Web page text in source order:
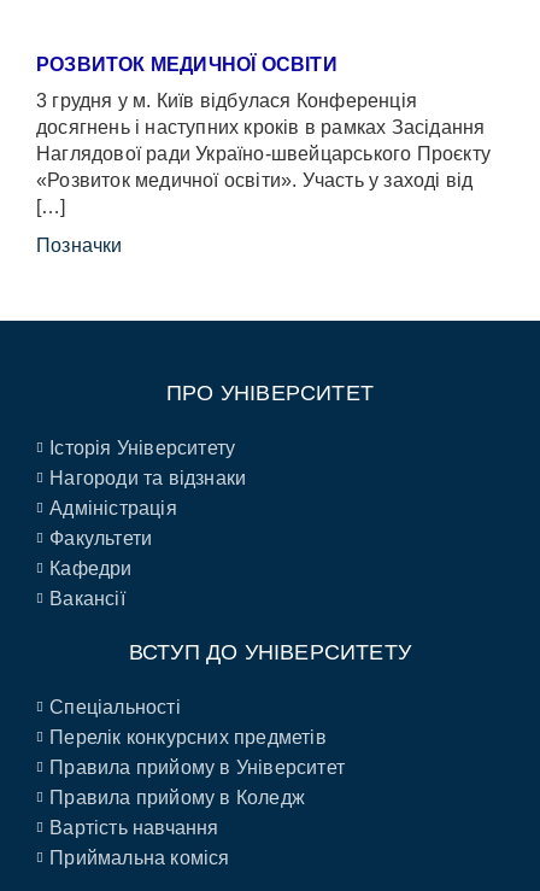
РОЗВИТОК МЕДИЧНОЇ ОСВІТИ
3 грудня у м. Київ відбулася Конференція
досягнень і наступних кроків в рамках Засідання
Наглядової ради Україно-швейцарського Проєкту
«Розвиток медичної освіти». Участь у заході від
[…]
Позначки
ПРО УНІВЕРСИТЕТ
Історія Університету
Нагороди та відзнаки
Адміністрація
Факультети
Кафедри
Вакансії
ВСТУП ДО УНІВЕРСИТЕТУ
Спеціальності
Перелік конкурсних предметів
Правила прийому в Університет
Правила прийому в Коледж
Вартість навчання
Приймальна коміся